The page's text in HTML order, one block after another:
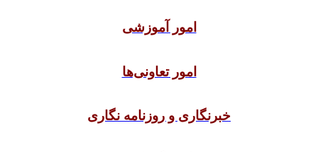
امور آموزشی
امور تعاونی‌ها
خبرنگاری و روزنامه نگاری